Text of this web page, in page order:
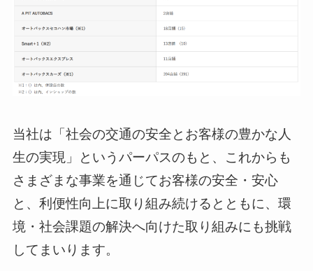
当社は「社会の交通の安全とお客様の豊かな人
生の実現」というパーパスのもと、これからも
さまざまな事業を通じてお客様の安全・安心
と、利便性向上に取り組み続けるとともに、環
境・社会課題の解決へ向けた取り組みにも挑戦
してまいります。